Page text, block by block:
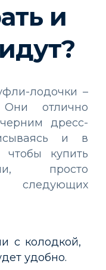
и
лодочки –
Они отлично
дресс-
и в
купить
просто
с колодкой,
удобно.